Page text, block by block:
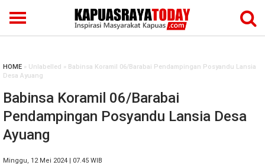
HOME » Unlabelled » Babinsa Koramil 06/Barabai Pendampingan Posyandu Lansia
Desa Ayuang
Babinsa Koramil 06/Barabai
Pendampingan Posyandu Lansia Desa
Ayuang
Minggu, 12 Mei 2024 | 07.45 WIB